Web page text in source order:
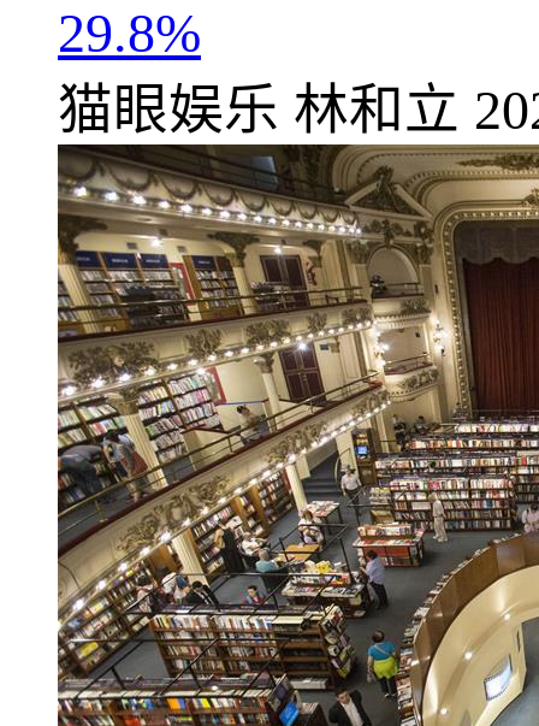
29.8%
猫眼娱乐 林和立